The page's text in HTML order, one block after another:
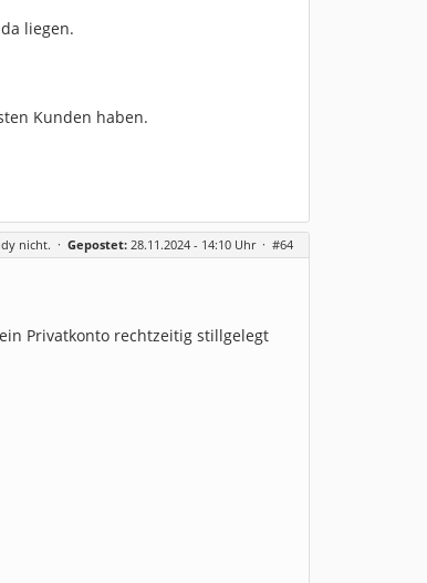
liegen.
Kunden haben.
nicht. · Gepostet: 28.11.2024 - 14:10 Uhr · #64
Privatkonto rechtzeitig stillgelegt